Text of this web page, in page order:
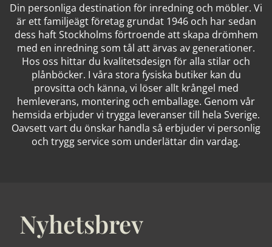
Din personliga destination för inredning och möbler. Vi
är ett familjeägt företag grundat 1946 och har sedan
dess haft Stockholms förtroende att skapa drömhem
med en inredning som tål att ärvas av generationer.
Hos oss hittar du kvalitetsdesign för alla stilar och
plånböcker. I våra stora fysiska butiker kan du
provsitta och känna, vi löser allt krångel med
hemleverans, montering och emballage. Genom vår
hemsida erbjuder vi trygga leveranser till hela Sverige.
Oavsett vart du önskar handla så erbjuder vi personlig
och trygg service som underlättar din vardag.
Nyhetsbrev